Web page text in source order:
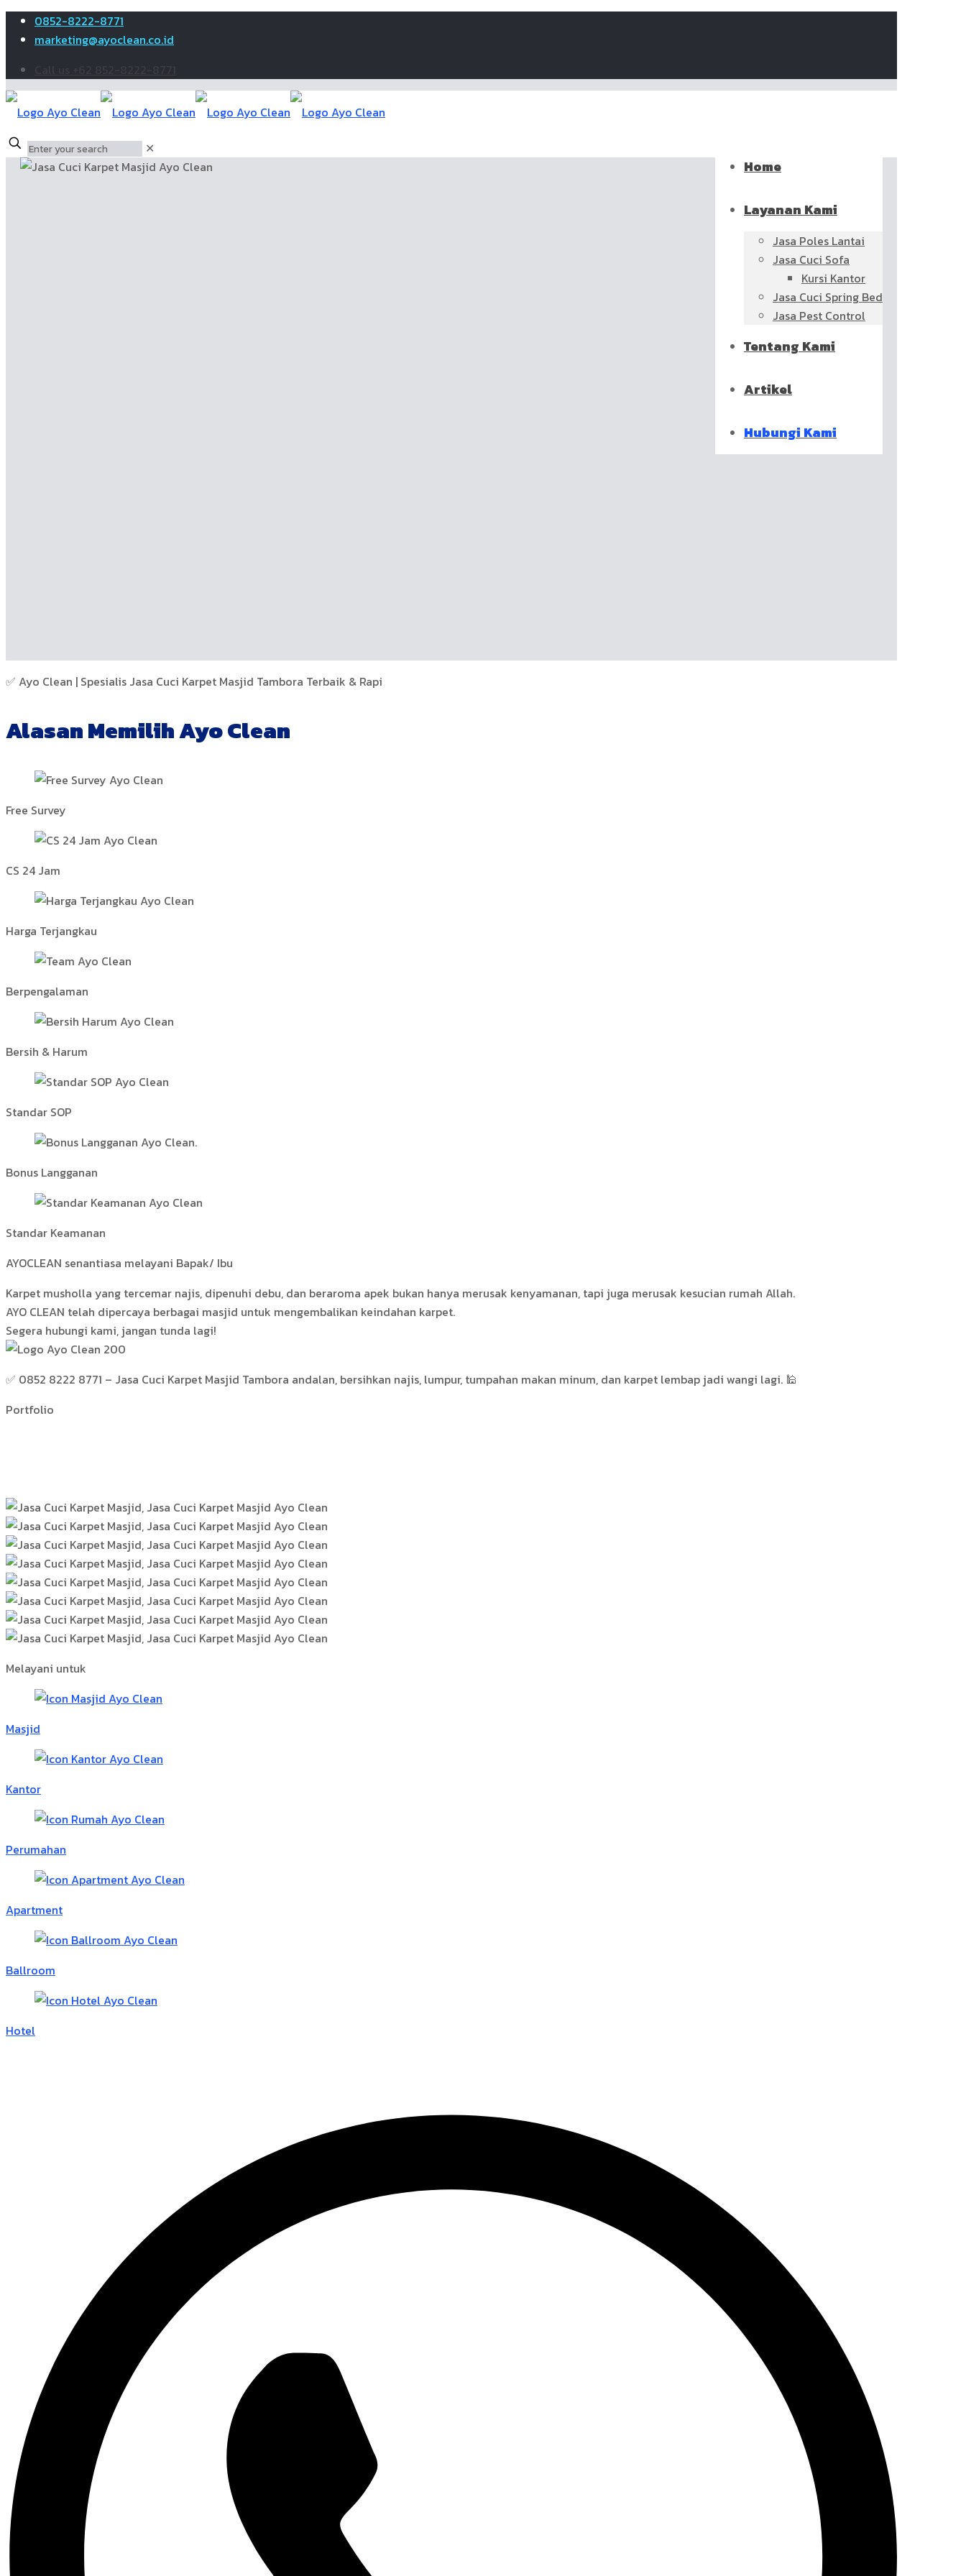
0852-8222-8771
marketing@ayoclean.co.id
Home
Layanan Kami
Jasa Poles Lantai
Jasa Cuci Sofa
Kursi Kantor
Jasa Cuci Spring Bed
Jasa Pest Control
Tentang Kami
Artikel
Hubungi Kami
✕
✅ Ayo Clean | Spesialis Jasa Cuci Karpet Masjid Tambora Terbaik & Rapi
Alasan Memilih Ayo Clean
Free Survey
CS 24 Jam
Harga Terjangkau
Berpengalaman
Bersih & Harum
Standar SOP
Bonus Langganan
Standar Keamanan
AYOCLEAN senantiasa melayani Bapak/ Ibu
Karpet musholla yang tercemar najis, dipenuhi debu, dan beraroma apek bukan hanya merusak kenyamanan, tapi juga merusak kesucian rumah Allah.
AYO CLEAN telah dipercaya berbagai masjid untuk mengembalikan keindahan karpet.
Segera hubungi kami, jangan tunda lagi!
✅ 0852 8222 8771 – Jasa Cuci Karpet Masjid Tambora andalan, bersihkan najis, lumpur, tumpahan makan minum, dan karpet lembap jadi wangi lagi. 🕌
Portfolio
Melayani untuk
Masjid
Kantor
Perumahan
Apartment
Ballroom
Hotel